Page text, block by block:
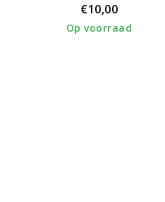
€10,00
Op voorraad